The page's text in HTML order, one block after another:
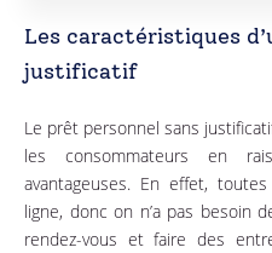
Les caractéristiques
justificatif
Le prêt personnel sans
les consommateurs en
avantageuses. En effet,
ligne, donc on n’a pas besoin
rendez-vous et faire des